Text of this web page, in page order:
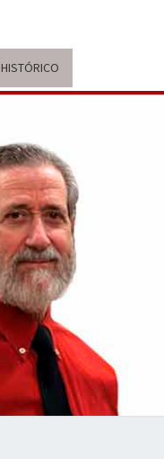
HISTÓRICO